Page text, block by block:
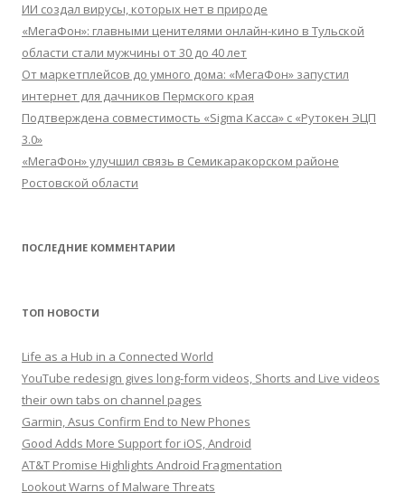
ИИ создал вирусы, которых нет в природе
«МегаФон»: главными ценителями онлайн-кино в Тульской
области стали мужчины от 30 до 40 лет
От маркетплейсов до умного дома: «МегаФон» запустил
интернет для дачников Пермского края
Подтверждена совместимость «Sigma Касса» с «Рутокен ЭЦП
3.0»
«МегаФон» улучшил связь в Семикаракорском районе
Ростовской области
ПОСЛЕДНИЕ КОММЕНТАРИИ
ТОП НОВОСТИ
Life as a Hub in a Connected World
YouTube redesign gives long-form videos, Shorts and Live videos
their own tabs on channel pages
Garmin, Asus Confirm End to New Phones
Good Adds More Support for iOS, Android
AT&T Promise Highlights Android Fragmentation
Lookout Warns of Malware Threats